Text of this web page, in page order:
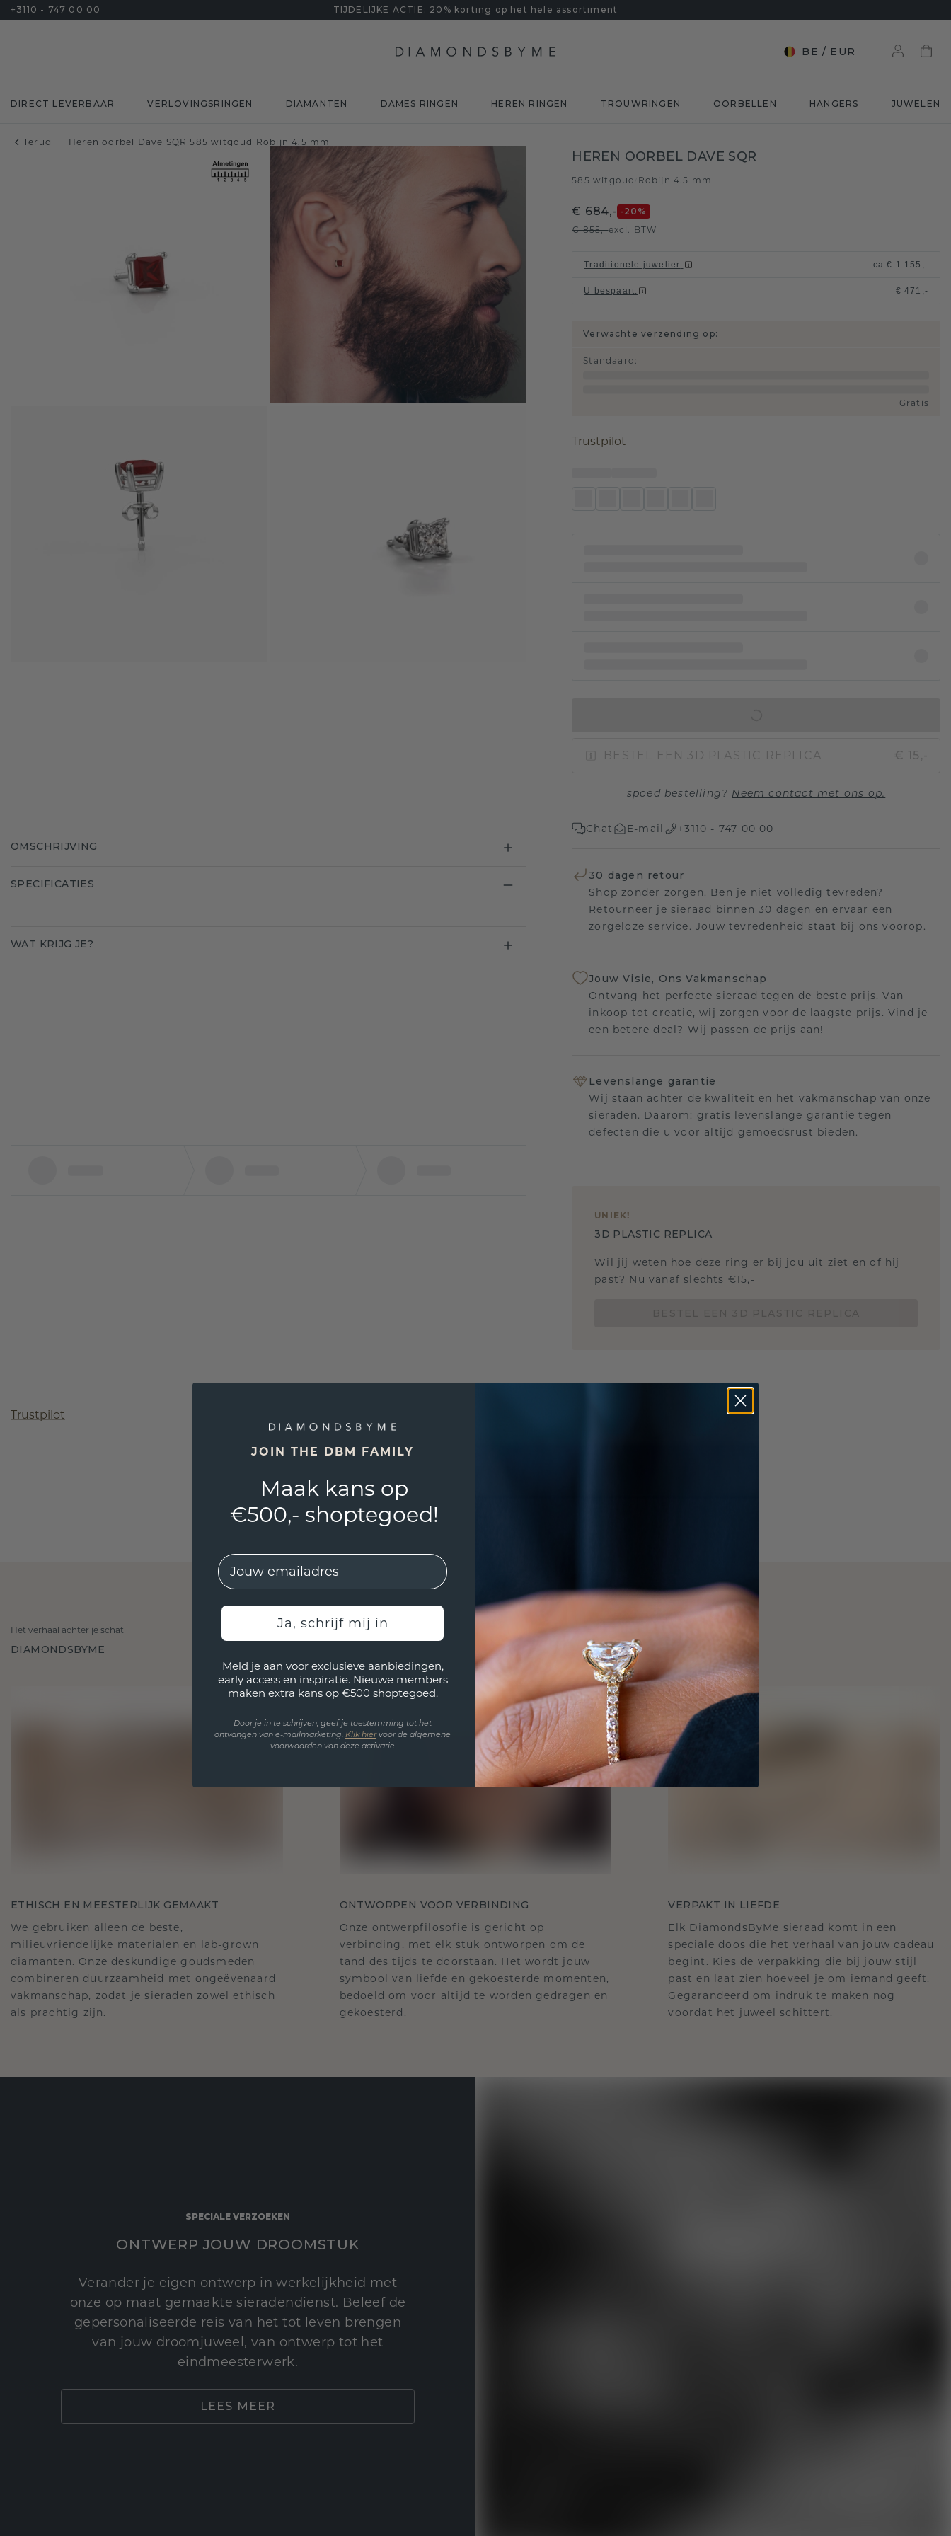
+3110 - 747 00 00 TIJDELIJKE ACTIE: 20% korting op het hele assortiment
BE / EUR
DIRECT LEVERBAAR VERLOVINGSRINGEN DIAMANTEN DAMES RINGEN HEREN RINGEN TROUWRINGEN OORBELLEN HANGERS JUWELEN
Terug Heren oorbel Dave SQR 585 witgoud Robijn 4.5 mm
HEREN OORBEL DAVE SQR
585 witgoud Robijn 4.5 mm
€ 684,- -20 %
€ 855,-excl. BTW
Traditionele juwelier: ca.€ 1.155,-
U bespaart: € 471,-
Verwachte verzending op:
Standaard :
Gratis
Trustpilot
BESTEL EEN 3D PLASTIC REPLICA € 15,-
spoed bestelling? Neem contact met ons op.
Chat E-mail +3110 - 747 00 00
30 dagen retour
Shop zonder zorgen. Ben je niet volledig tevreden?
Retourneer je sieraad binnen 30 dagen en ervaar een
zorgeloze service. Jouw tevredenheid staat bij ons voorop.
Jouw Visie, Ons Vakmanschap
Ontvang het perfecte sieraad tegen de beste prijs. Van
inkoop tot creatie, wij zorgen voor de laagste prijs. Vind je
een betere deal? Wij passen de prijs aan!
Levenslange garantie
Wij staan achter de kwaliteit en het vakmanschap van onze
sieraden. Daarom: gratis levenslange garantie tegen
defecten die u voor altijd gemoedsrust bieden.
UNIEK!
3D PLASTIC REPLICA
Wil jij weten hoe deze ring er bij jou uit ziet en of hij
past? Nu vanaf slechts €15,-
OMSCHRIJVING
SPECIFICATIES
WAT KRIJG JE?
Trustpilot
Het verhaal achter je schat
DIAMONDSBYME
ETHISCH EN MEESTERLIJK GEMAAKT
We gebruiken alleen de beste,
milieuvriendelijke materialen en lab-grown
diamanten. Onze deskundige goudsmeden
combineren duurzaamheid met ongeëvenaard
vakmanschap, zodat je sieraden zowel ethisch
als prachtig zijn.
ONTWORPEN VOOR VERBINDING
Onze ontwerpfilosofie is gericht op
verbinding, met elk stuk ontworpen om de
tand des tijds te doorstaan. Het wordt jouw
symbool van liefde en gekoesterde momenten,
bedoeld om voor altijd te worden gedragen en
gekoesterd.
VERPAKT IN LIEFDE
Elk DiamondsByMe sieraad komt in een
speciale doos die het verhaal van jouw cadeau
begint. Kies de verpakking die bij jouw stijl
past en laat zien hoeveel je om iemand geeft.
Gegarandeerd om indruk te maken nog
voordat het juweel schittert.
SPECIALE VERZOEKEN
ONTWERP JOUW DROOMSTUK
Verander je eigen ontwerp in werkelijkheid met
onze op maat gemaakte sieradendienst. Beleef de
gepersonaliseerde reis van het tot leven brengen
van jouw droomjuweel, van ontwerp tot het
eindmeesterwerk.
LEES MEER
JOIN THE DBM FAMILY
Maak kans op
€500,- shoptegoed!
EMail
Ja, schrijf mij in
Meld je aan voor exclusieve aanbiedingen,
early access en inspiratie. Nieuwe members
maken extra kans op €500 shoptegoed.
Door je in te schrijven, geef je toestemming tot het
ontvangen van e-mailmarketing. Klik hiervoor de algemene
voorwaarden van deze activatie